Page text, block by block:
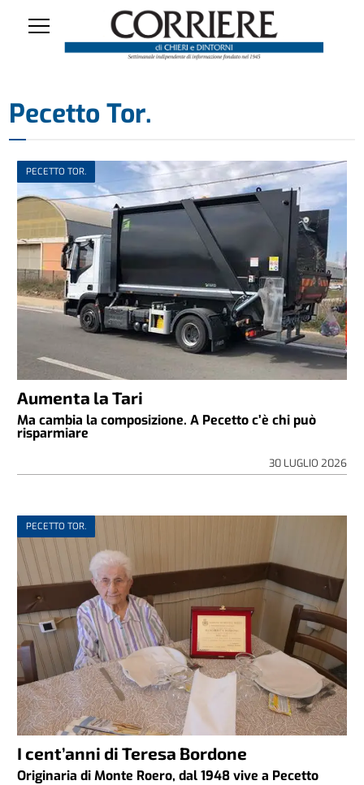
Pecetto Tor.
PECETTO TOR.
Aumenta la Tari
Ma cambia la composizione. A Pecetto c’è chi può
risparmiare
30 LUGLIO 2026
PECETTO TOR.
I cent’anni di Teresa Bordone
Originaria di Monte Roero, dal 1948 vive a Pecetto